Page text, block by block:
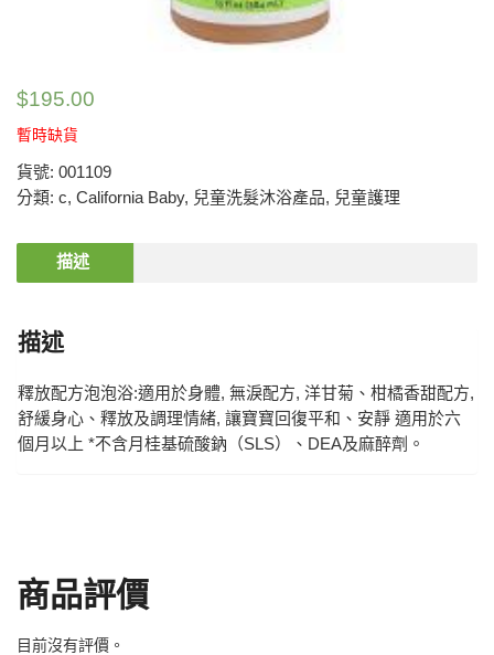
$195.00
暫時缺貨
貨號: 001109
分類: c, California Baby, 兒童洗髮沐浴產品, 兒童護理
描述
描述
釋放配方泡泡浴:適用於身體, 無淚配方, 洋甘菊、柑橘香甜配方,
舒緩身心、釋放及調理情緒, 讓寶寶回復平和、安靜 適用於六
個月以上 *不含月桂基硫酸鈉（SLS）、DEA及麻醉劑。
商品評價
目前沒有評價。